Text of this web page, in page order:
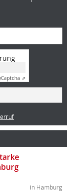
Captcha ⇗
in Hamburg